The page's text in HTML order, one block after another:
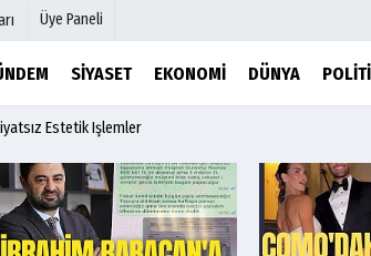
Üye Paneli
SIYASET EKONOMI DÜNYA
Video Galeri
Foto Galeri
Etkinlikler
Estetik Işlemler